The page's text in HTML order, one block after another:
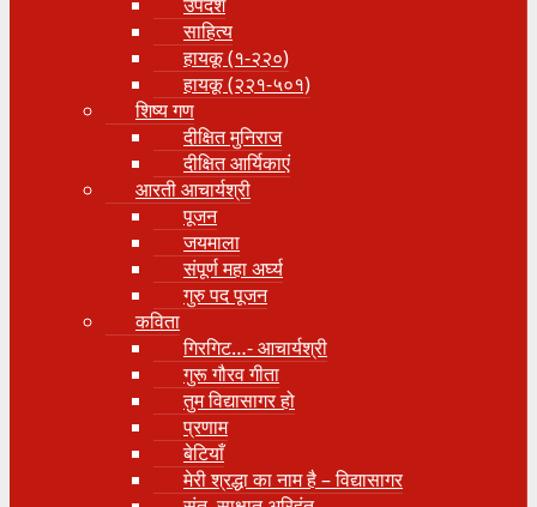
साहित्य
हायकू (१‍-२२०)
हायकू (२२१-५०१)
शिष्य गण
दीक्षित मुनिराज
दीक्षित आर्यिकाएं
आरती आचार्यश्री
पूजन
जयमाला
संपूर्ण महा अर्घ्य
गुरु पद पूजन
कविता
गिरगिट…- आचार्यश्री
गुरू गौरव गीता
तुम विद्यासागर हो
प्रणाम
बेटियाँ
मेरी श्रद्धा का नाम है – विद्यासागर